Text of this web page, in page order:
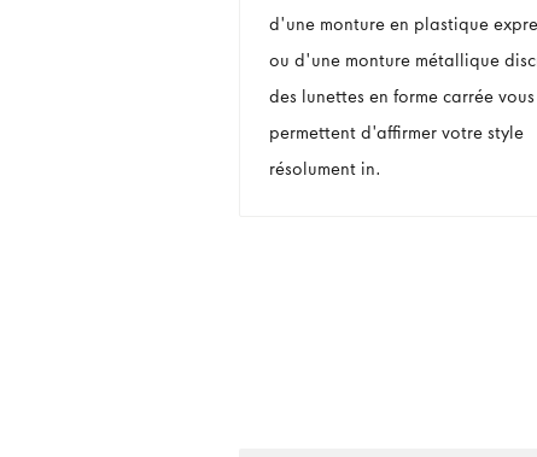
d'une monture en plastique
ou d'une monture métallique
des lunettes en forme carrée vous
permettent d'affirmer votre style
résolument in.